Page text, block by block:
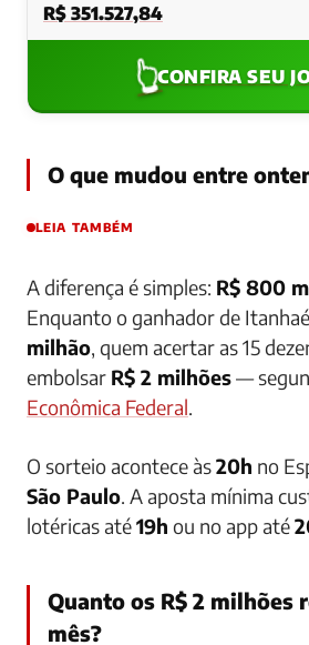
R$ 351.527,84
👆CONFIRA SEU
O que mudou entre
LEIA TAMBÉM
A diferença é simples: R$ 800
Enquanto o ganhador de
milhão, quem acertar as 15
embolsar R$ 2 milhões—
Econômica Federal.
O sorteio acontece às20h no
São Paulo. A aposta mínima
lotéricas até19h ou no app até
Quanto os R$ 2 milhões
mês?